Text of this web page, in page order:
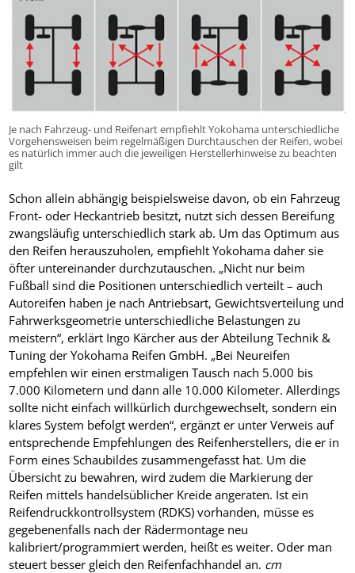
Je nach Fahrzeug- und Reifenart empfiehlt Yokohama unterschiedliche
Vorgehensweisen beim regelmäßigen Durchtauschen der Reifen, wobei
es natürlich immer auch die jeweiligen Herstellerhinweise zu beachten
gilt
Schon allein abhängig beispielsweise davon, ob ein Fahrzeug
Front- oder Heckantrieb besitzt, nutzt sich dessen Bereifung
zwangsläufig unterschiedlich stark ab. Um das Optimum aus
den Reifen herauszuholen, empfiehlt Yokohama daher sie
öfter untereinander durchzutauschen. „Nicht nur beim
Fußball sind die Positionen unterschiedlich verteilt – auch
Autoreifen haben je nach Antriebsart, Gewichtsverteilung und
Fahrwerksgeometrie unterschiedliche Belastungen zu
meistern“, erklärt Ingo Kärcher aus der Abteilung Technik &
Tuning der Yokohama Reifen GmbH. „Bei Neureifen
empfehlen wir einen erstmaligen Tausch nach 5.000 bis
7.000 Kilometern und dann alle 10.000 Kilometer. Allerdings
sollte nicht einfach willkürlich durchgewechselt, sondern ein
klares System befolgt werden“, ergänzt er unter Verweis auf
entsprechende Empfehlungen des Reifenherstellers, die er in
Form eines Schaubildes zusammengefasst hat. Um die
Übersicht zu bewahren, wird zudem die Markierung der
Reifen mittels handelsüblicher Kreide angeraten. Ist ein
Reifendruckkontrollsystem (RDKS) vorhanden, müsse es
gegebenenfalls nach der Rädermontage neu
kalibriert/programmiert werden, heißt es weiter. Oder man
steuert besser gleich den Reifenfachhandel an. cm